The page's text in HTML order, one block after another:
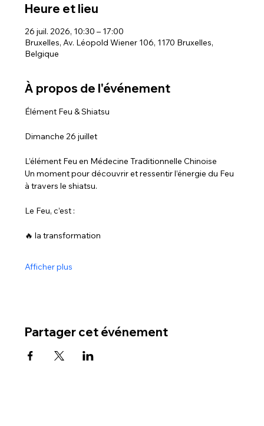
Heure et lieu
26 juil. 2026, 10:30 – 17:00
Bruxelles, Av. Léopold Wiener 106, 1170 Bruxelles,
Belgique
À propos de l'événement
Élément Feu & Shiatsu
Dimanche 26 juillet
L’élément Feu en Médecine Traditionnelle Chinoise
Un moment pour découvrir et ressentir l’énergie du Feu
à travers le shiatsu.
Le Feu, c’est :
🔥 la transformation
Afficher plus
Partager cet événement